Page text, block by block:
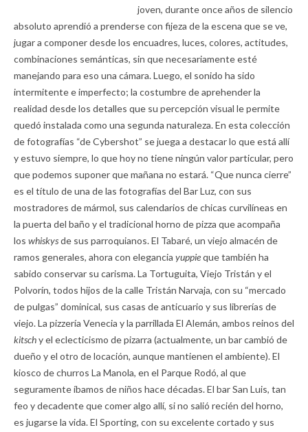
joven, durante once años de silencio
absoluto aprendió a prenderse con fijeza de la escena que se ve,
jugar a componer desde los encuadres, luces, colores, actitudes,
combinaciones semánticas, sin que necesariamente esté
manejando para eso una cámara. Luego, el sonido ha sido
intermitente e imperfecto; la costumbre de aprehender la
realidad desde los detalles que su percepción visual le permite
quedó instalada como una segunda naturaleza. En esta colección
de fotografías “de Cybershot” se juega a destacar lo que está allí
y estuvo siempre, lo que hoy no tiene ningún valor particular, pero
que podemos suponer que mañana no estará. “Que nunca cierre”
es el título de una de las fotografías del Bar Luz, con sus
mostradores de mármol, sus calendarios de chicas curvilíneas en
la puerta del baño y el tradicional horno de pizza que acompaña
los whiskysde sus parroquianos. El Tabaré, un viejo almacén de
ramos generales, ahora con elegancia yuppieque también ha
sabido conservar su carisma. La Tortuguita, Viejo Tristán y el
Polvorín, todos hijos de la calle Tristán Narvaja, con su “mercado
de pulgas” dominical, sus casas de anticuario y sus librerías de
viejo. La pizzería Venecia y la parrillada El Alemán, ambos reinos del
kitschy el eclecticismo de pizarra (actualmente, un bar cambió de
dueño y el otro de locación, aunque mantienen el ambiente). El
kiosco de churros La Manola, en el Parque Rodó, al que
seguramente íbamos de niños hace décadas. El bar San Luis, tan
feo y decadente que comer algo allí, si no salió recién del horno,
es jugarse la vida. El Sporting, con su excelente cortado y sus